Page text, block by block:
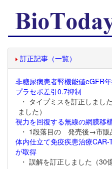
訂正記事（一覧）
非糖尿病患者腎機能値eGFR
プラセボ差引0.7抑制
・ タイプミスを訂正しまし
ました）
視力を回復する無線の網膜移
・ 1段落目の 発売後→市販
体内仕立て免疫疾患治療
が取得
・ 誤解を訂正しました（30